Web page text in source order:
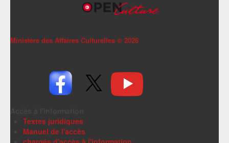
Ministère des Affaires Culturelles © 2026
Textes juridiques
Manuel de l'accès